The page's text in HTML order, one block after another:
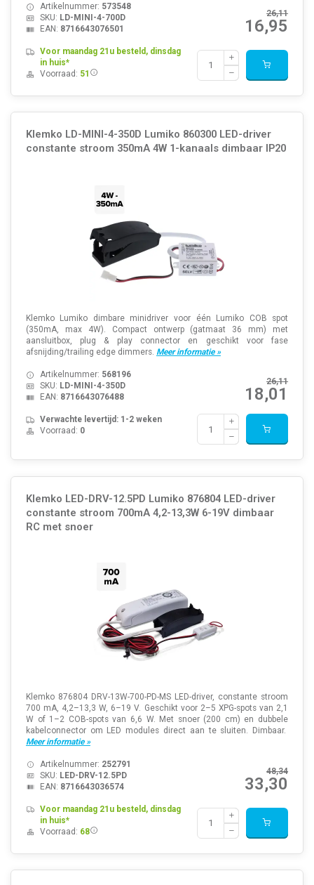
26,11
16,95
Artikelnummer: 573548
SKU: LD-MINI-4-700D
EAN: 8716643076501
Voor maandag 21u besteld, dinsdag
in huis*
Voorraad: 51
Klemko LD-MINI-4-350D Lumiko 860300 LED-driver
constante stroom 350mA 4W 1-kanaals dimbaar IP20
Klemko Lumiko dimbare minidriver voor één Lumiko COB spot
(350mA, max 4W). Compact ontwerp (gatmaat 36 mm) met
aansluitbox, plug & play connector en geschikt voor fase
afsnijding/trailing edge dimmers. Meer informatie »
26,11
18,01
Artikelnummer: 568196
SKU: LD-MINI-4-350D
EAN: 8716643076488
Verwachte levertijd: 1-2 weken
Voorraad: 0
Klemko LED-DRV-12.5PD Lumiko 876804 LED-driver
constante stroom 700mA 4,2-13,3W 6-19V dimbaar
RC met snoer
Klemko 876804 DRV-13W-700-PD-MS LED-driver, constante stroom
700 mA, 4,2–13,3 W, 6–19 V. Geschikt voor 2–5 XPG-spots van 2,1
W of 1–2 COB-spots van 6,6 W. Met snoer (200 cm) en dubbele
kabelconnector om LED modules direct aan te sluiten. Dimbaar.
Meer informatie »
48,34
33,30
Artikelnummer: 252791
SKU: LED-DRV-12.5PD
EAN: 8716643036574
Voor maandag 21u besteld, dinsdag
in huis*
Voorraad: 68